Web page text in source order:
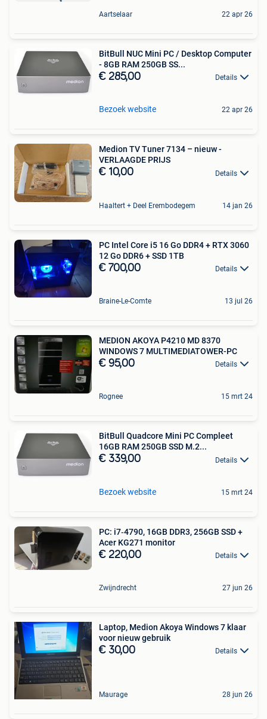
Aartselaar 22 apr 26
BitBull NUC Mini PC / Desktop Computer
- 8GB RAM 250GB SS...
€ 285,00 Details
Bezoek website 22 apr 26
Medion TV Tuner 7134 – nieuw -
VERLAAGDE PRIJS
€ 10,00 Details
Haaltert + Deel Erembodegem 14 jan 26
PC Intel Core i5 16 Go DDR4 + RTX 3060
12 Go DDR6 + SSD 1TB
€ 700,00 Details
Braine-Le-Comte 13 jul 26
MEDION AKOYA P4210 MD 8370
WINDOWS 7 MULTIMEDIATOWER-PC
€ 95,00 Details
Rognee 15 mrt 24
BitBull Quadcore Mini PC Compleet
16GB RAM 250GB SSD M.2...
€ 339,00 Details
Bezoek website 15 mrt 24
PC: i7‑4790, 16GB DDR3, 256GB SSD +
Acer KG271 monitor
€ 220,00 Details
Zwijndrecht 27 jun 26
Laptop, Medion Akoya Windows 7 klaar
voor nieuw gebruik
€ 30,00 Details
Maurage 28 jun 26